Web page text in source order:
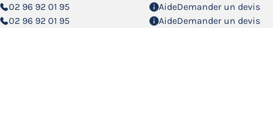
02 96 92 01 95 AideDemander un devis
02 96 92 01 95 AideDemander un devis